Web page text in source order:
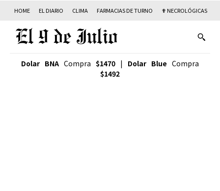
HOME EL DIARIO CLIMA FARMACIAS DE TURNO ✟ NECROLÓGICAS
Dolar BNA Compra $1470 | Dolar Blue Compra
$1492